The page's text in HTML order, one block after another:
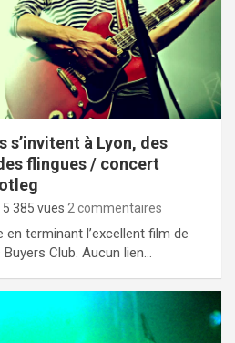
s’invitent à Lyon, des
flingues / concert
385 vues 2 commentaires
terminant l’excellent film de
Club. Aucun lien…